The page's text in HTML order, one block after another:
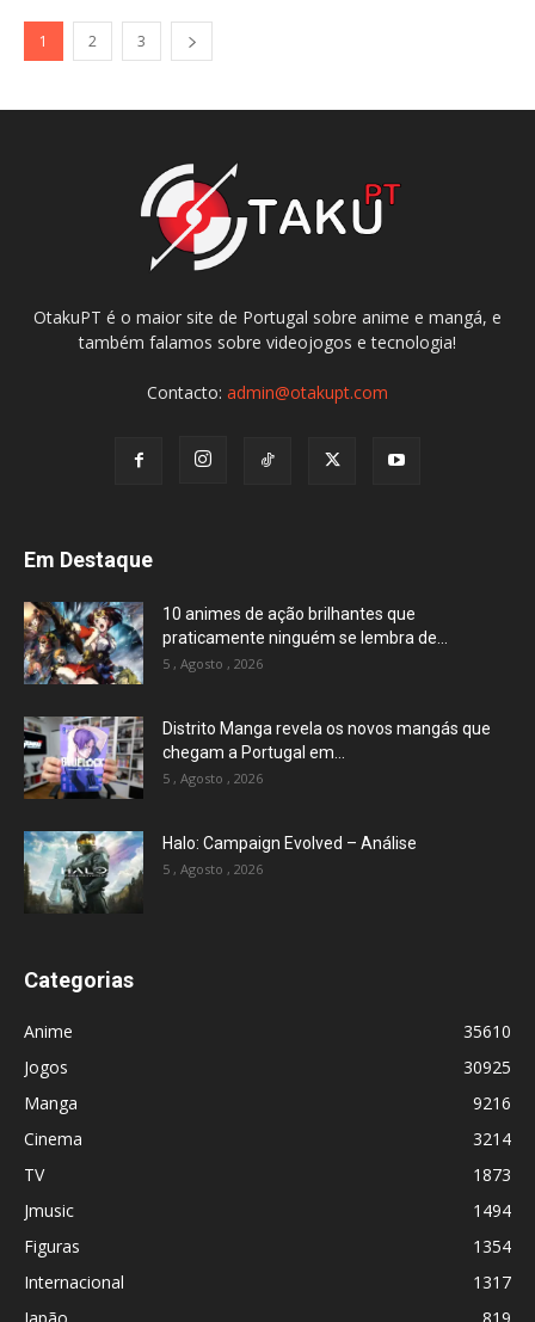
1 2 3
OtakuPT é o maior site de Portugal sobre anime e mangá, e
também falamos sobre videojogos e tecnologia!
Contacto: admin@otakupt.com
Em Destaque
10 animes de ação brilhantes que
praticamente ninguém se lembra de...
5 , Agosto , 2026
Distrito Manga revela os novos mangás que
chegam a Portugal em...
5 , Agosto , 2026
Halo: Campaign Evolved – Análise
5 , Agosto , 2026
Categorias
Anime
35610
Jogos
30925
Manga
9216
Cinema
3214
TV
1873
Jmusic
1494
Figuras
1354
Internacional
1317